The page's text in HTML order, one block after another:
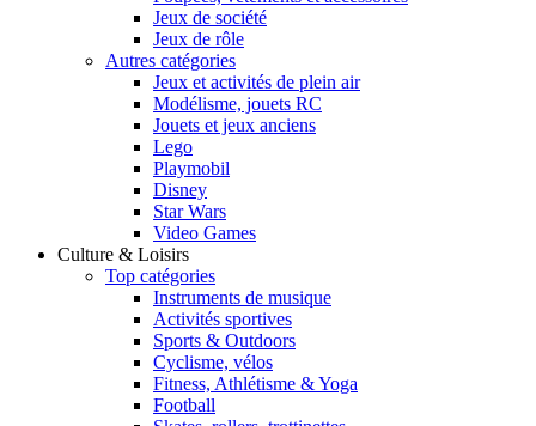
Jeux de société
Jeux de rôle
Autres catégories
Jeux et activités de plein air
Modélisme, jouets RC
Jouets et jeux anciens
Lego
Playmobil
Disney
Star Wars
Video Games
Culture & Loisirs
Top catégories
Instruments de musique
Activités sportives
Sports & Outdoors
Cyclisme, vélos
Fitness, Athlétisme & Yoga
Football